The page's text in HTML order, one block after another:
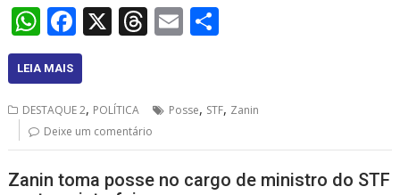
W
h
at
s
A
p
F
ac
e
b
o
o
X T
a
d
s
E
l e
LEIA MAIS
DESTAQUE 2, POLÍTICA Posse, STF, Zanin
Deixe um comentário
Zanin toma posse no cargo de ministro do STF